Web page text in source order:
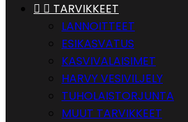
  TARVIKKEET
LANNOITTEET
ESIKASVATUS
KASVIVALAISIMET
HARVY VESIVILJELY
TUHOLAISTORJUNTA
MUUT TARVIKKEET